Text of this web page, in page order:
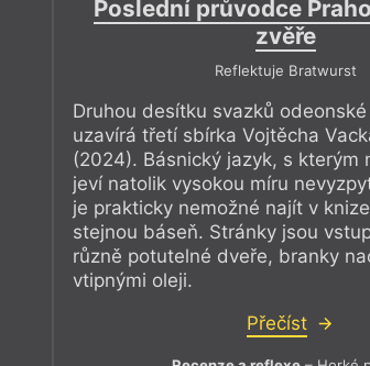
Poslední průvodce
zvěře
Reflektuje Bratwurst
Druhou desítku svazků
uzavírá třetí sbírka Vojtěcha
(2024). Básnický jazyk, s kterým
jeví natolik vysokou míru
je prakticky nemožné najít v
stejnou báseň. Stránky jsou
různě potutelné dveře, branky
vtipnými oleji.
Přečíst